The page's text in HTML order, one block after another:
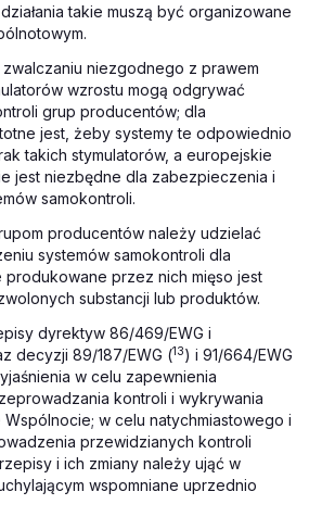
takie muszą być organizowane
zwalczaniu niezgodnego z prawem
wzrostu mogą odgrywać
grup producentów; dla
jest, żeby systemy te odpowiednio
takich stymulatorów, a europejskie
jest niezbędne dla zabezpieczenia i
samokontroli.
producentów należy udzielać
systemów samokontroli dla
produkowane przez nich mięso jest
substancji lub produktów.
dyrektyw 86/469/EWG i
decyzji 89/187/EWG (13) i 91/664/EWG
w celu zapewnienia
kontroli i wykrywania
Wspólnocie; w celu natychmiastowego i
przewidzianych kontroli
i ich zmiany należy ująć w
wspomniane uprzednio